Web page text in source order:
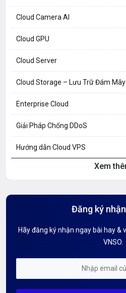
Cloud Camera AI
Cloud GPU
Cloud Server
Cloud Storage – Lưu Trữ Đám Mây
Enterprise Cloud
Giải Pháp Chống DDoS
Hướng dẫn Cloud VPS
Hướng dẫn Tên miền
Kiến thức AI
Mỗi tuần 01 Server
Xem
Đăng ký
Hãy đăng ký nhận ngay bài hay
VNSO.